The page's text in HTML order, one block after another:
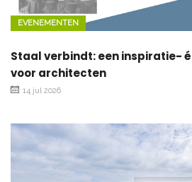
EVENEMENTEN
Staal verbindt: een inspiratie-
voor architecten
14 jul 2026